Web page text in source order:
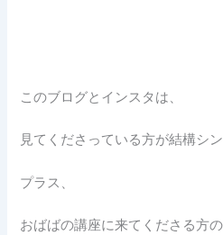
このブログとインスタは、
見てくださっている方が結構シ
プラス、
おばばの講座に来てくださる方